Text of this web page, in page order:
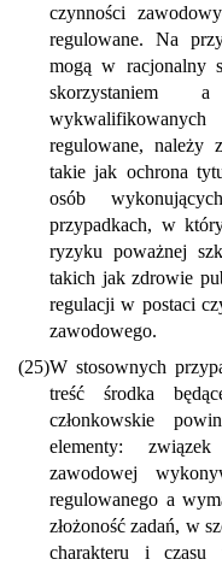
czynności
regulowane. Na
mogą w racjonalny
skorzystaniem
regulowane, należy
takie jak ochrona
osób
przypadkach, w
ryzyku poważnej
takich jak zdrowie
regulacji w postaci
zawodowego.
(25)W stosownych
treść środka
członkowskie
elementy:
zawodowej
regulowanego a
złożoność zadań, w
charakteru i czasu